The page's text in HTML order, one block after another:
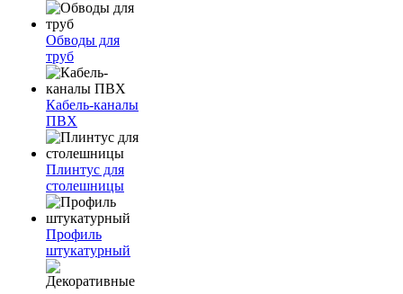
Обводы для
труб
Кабель-каналы
ПВХ
Плинтус для
столешницы
Профиль
штукатурный